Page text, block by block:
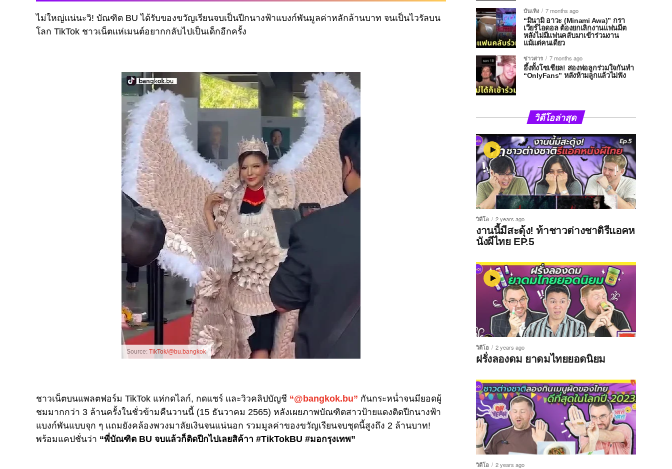
ไม่ใหญ่แน่นะวิ! บัณฑิต BU ได้รับของขวัญเรียนจบเป็นปีกนางฟ้าแบงก์พันมูลค่าหลักล้านบาท จนเป็นไวรัลบน
โลก TikTok ชาวเน็ตแห่เมนต์อยากกลับไปเป็นเด็กอีกครั้ง
Source: TikTok/@bu.bangkok
ชาวเน็ตบนแพลตฟอร์ม TikTok แห่กดไลก์, กดแชร์ และวิวคลิปบัญชี “@bangkok.bu” กันกระหน่ำจนมียอดผู้
ชมมากกว่า 3 ล้านครั้งในชั่วข้ามคืนวานนี้ (15 ธันวาคม 2565) หลังเผยภาพบัณฑิตสาวป้ายแดงติดปีกนางฟ้า
แบงก์พันแบบจุก ๆ แถมยังคล้องพวงมาลัยเงินจนแน่นอก รวมมูลค่าของขวัญเรียนจบชุดนี้สูงถึง 2 ล้านบาท!
พร้อมแคปชั่นว่า “พี่บัณฑิต BU จบแล้วก็ติดปีกไปเลยสิค้าา #TikTokBU #มอกรุงเทพ”
บันเทิง
7 months ago
“มินามิ อาวะ (Minami Awa)” กรา
เวียร์ไอดอล ต้องยกเลิกงานแฟนมีต
หลังไม่มีแฟนคลับมาเข้าร่วมงาน
แม้แต่คนเดียว
ข่าวสาร
7 months ago
อึ้งทั้งโซเชียล! สองพ่อลูกร่วมใจกันทำ
“OnlyFans” หลังห้ามลูกแล้วไม่ฟัง
วิดีโอล่าสุด
วิดีโอ 2 years ago
งานนี้มีสะดุ้ง! ท้าชาวต่างชาติรีแอคห
นังผีไทย EP.5
วิดีโอ 2 years ago
ฝรั่งลองดม ยาดมไทยยอดนิยม
วิดีโอ 2 years ago